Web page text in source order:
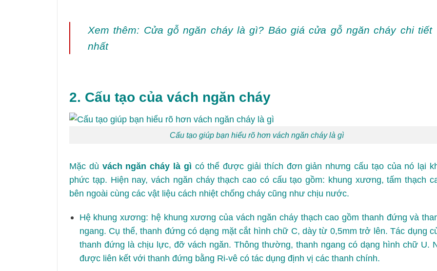
Xem thêm: Cửa gỗ ngăn cháy là gì? Báo giá cửa gỗ ngăn cháy chi tiết
nhất
2. Cấu tạo của vách ngăn cháy
Cấu tạo giúp bạn hiểu rõ hơn vách ngăn cháy là gì
Mặc dù vách ngăn cháy là gì có thể được giải thích đơn giản nhưng cấu tạo của nó lại
phức tạp. Hiện nay, vách ngăn cháy thạch cao có cấu tạo gồm: khung xương, tấm thạch
bên ngoài cùng các vật liệu cách nhiệt chống cháy cũng như chịu nước.
Hệ khung xương: hệ khung xương của vách ngăn cháy thạch cao gồm thanh đứng và
ngang. Cụ thể, thanh đứng có dạng mặt cắt hình chữ C, dày từ 0,5mm trở lên. Tác dụng
thanh đứng là chịu lực, đỡ vách ngăn. Thông thường, thanh ngang có dạng hình chữ U.
được liên kết với thanh đứng bằng Ri-vê có tác dụng định vị các thanh chính.